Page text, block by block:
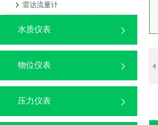
雷达流量计
水质仪表
物位仪表
压力仪表